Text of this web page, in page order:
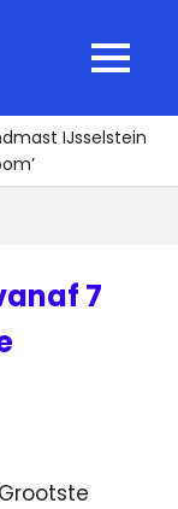
MENU
IJsselstein
7